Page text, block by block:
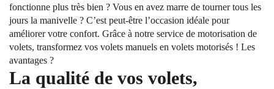
fonctionne plus très bien ? Vous en avez marre de tourner tous les
jours la manivelle ? C’est peut-être l’occasion idéale pour
améliorer votre confort. Grâce à notre service de motorisation de
volets, transformez vos volets manuels en volets motorisés ! Les
avantages ?
La qualité de vos volets,